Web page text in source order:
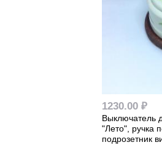
1230.00 ₽
Выключатель
"Лето", ручка
подрозетник